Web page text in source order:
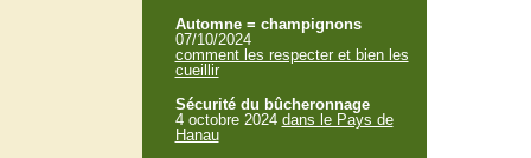
Automne = champignons
07/10/2024
comment les respecter et bien les
cueillir
Sécurité du bûcheronnage
4 octobre 2024 dans le Pays de
Hanau